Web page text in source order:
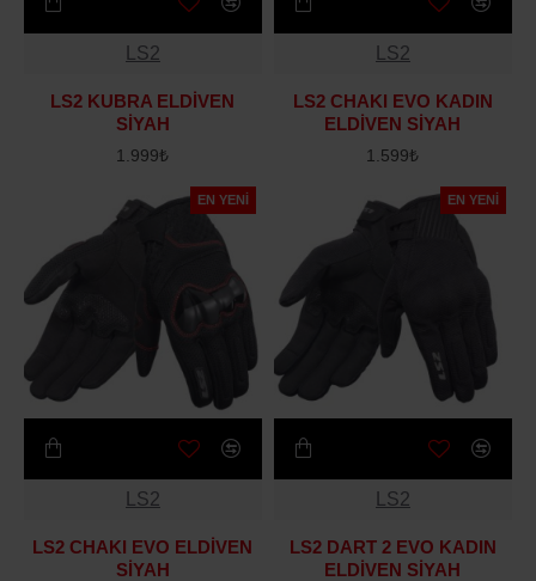
LS2
LS2 KUBRA ELDİVEN
SİYAH
1.999₺
LS2
LS2 CHAKI EVO KADIN
ELDİVEN SİYAH
1.599₺
EN YENI
LS2
LS2 CHAKI EVO ELDİVEN
SİYAH
EN YENI
LS2
LS2 DART 2 EVO KADIN
ELDİVEN SİYAH